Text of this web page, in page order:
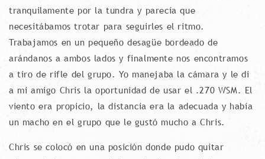
tranquilamente por la tundra y parecía que
necesitábamos trotar para seguirles el ritmo.
Trabajamos en un pequeño desagüe bordeado de
arándanos a ambos lados y finalmente nos encontramos
a tiro de rifle del grupo. Yo manejaba la cámara y le di
a mi amigo Chris la oportunidad de usar el .270 WSM. El
viento era propicio, la distancia era la adecuada y había
un macho en el grupo que le gustó mucho a Chris.
Chris se colocó en una posición donde pudo quitar